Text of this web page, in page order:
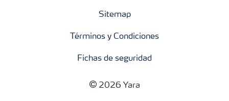
Sitemap
Términos y Condiciones
Fichas de seguridad
2026 Yara